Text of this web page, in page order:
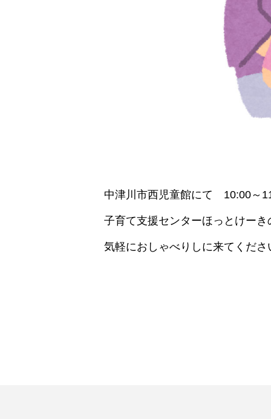
中津川市西児童館にて 10:00～
子育て支援センターほっとけー
気軽におしゃべりしに来てくださ